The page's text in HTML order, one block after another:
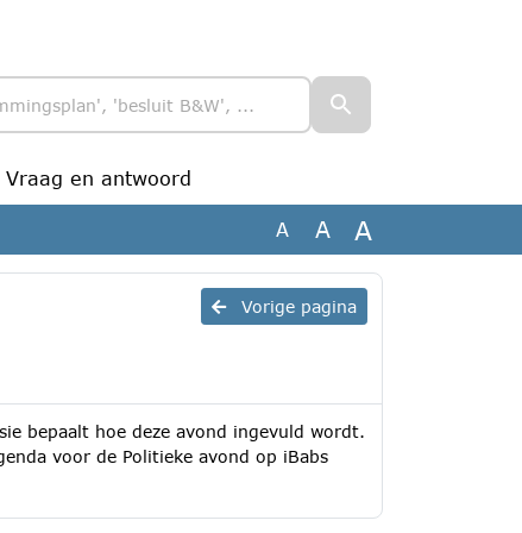
Vraag en antwoord
A A A
Vorige pagina
bepaalt hoe deze avond ingevuld wordt.
voor de Politieke avond op iBabs